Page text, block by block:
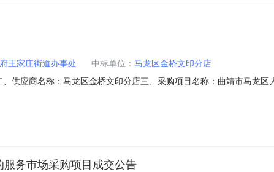
王家庄街道办事处 中标单位： 马龙区金桥文印分店
供应商名称：马龙区金桥文印分店三、采购项目名称：曲靖市马龙
八、联系方式1、采购人名称：曲靖市马龙区人民政府王家庄街道办
务市场采购项目成交公告